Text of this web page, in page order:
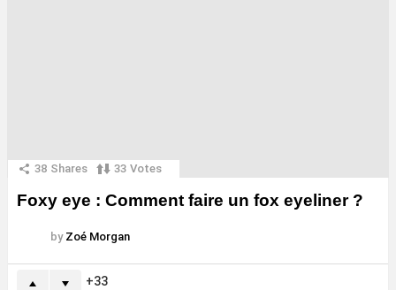
38 Shares 33 Votes
Foxy eye : Comment faire un fox eyeliner ?
by Zoé Morgan
33